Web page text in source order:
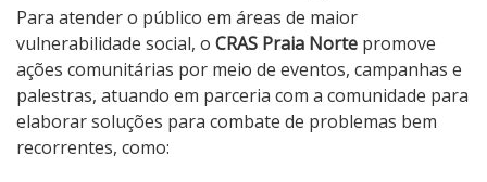
Para atender o público em áreas de maior
vulnerabilidade social, o CRAS Praia Norte promove
ações comunitárias por meio de eventos, campanhas e
palestras, atuando em parceria com a comunidade para
elaborar soluções para combate de problemas bem
recorrentes, como: